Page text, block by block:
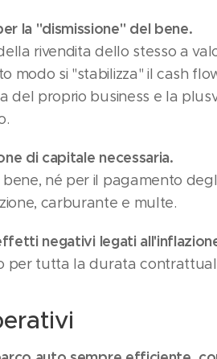
la "dismissione" del bene.
rivendita dello stesso a
modo si "stabilizza" il cash
del proprio business e la
di capitale necessaria.
né per il pagamento
carburante e multe.
negativi legati
per tutta la durata